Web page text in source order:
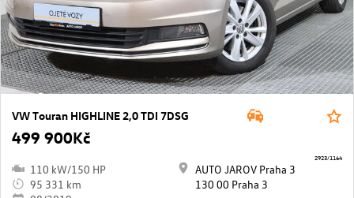
VW Touran HIGHLINE 2,0 TDI 7DSG
499 900Kč
110 kW/150 HP
95 331 km
AUTO JAROV Praha 3
130 00 Praha 3
2923/1164